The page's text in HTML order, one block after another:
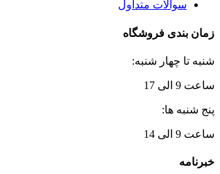
سوالات متداول
زمان بندی فروشگاه
شنبه تا چهار شنبه:
ساعت 9 الی 17
پنج شنبه ها:
ساعت 9 الی 14
خبرنامه